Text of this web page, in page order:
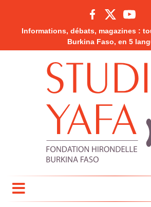
Informations, débats, magazines :
Burkina Faso, en 5